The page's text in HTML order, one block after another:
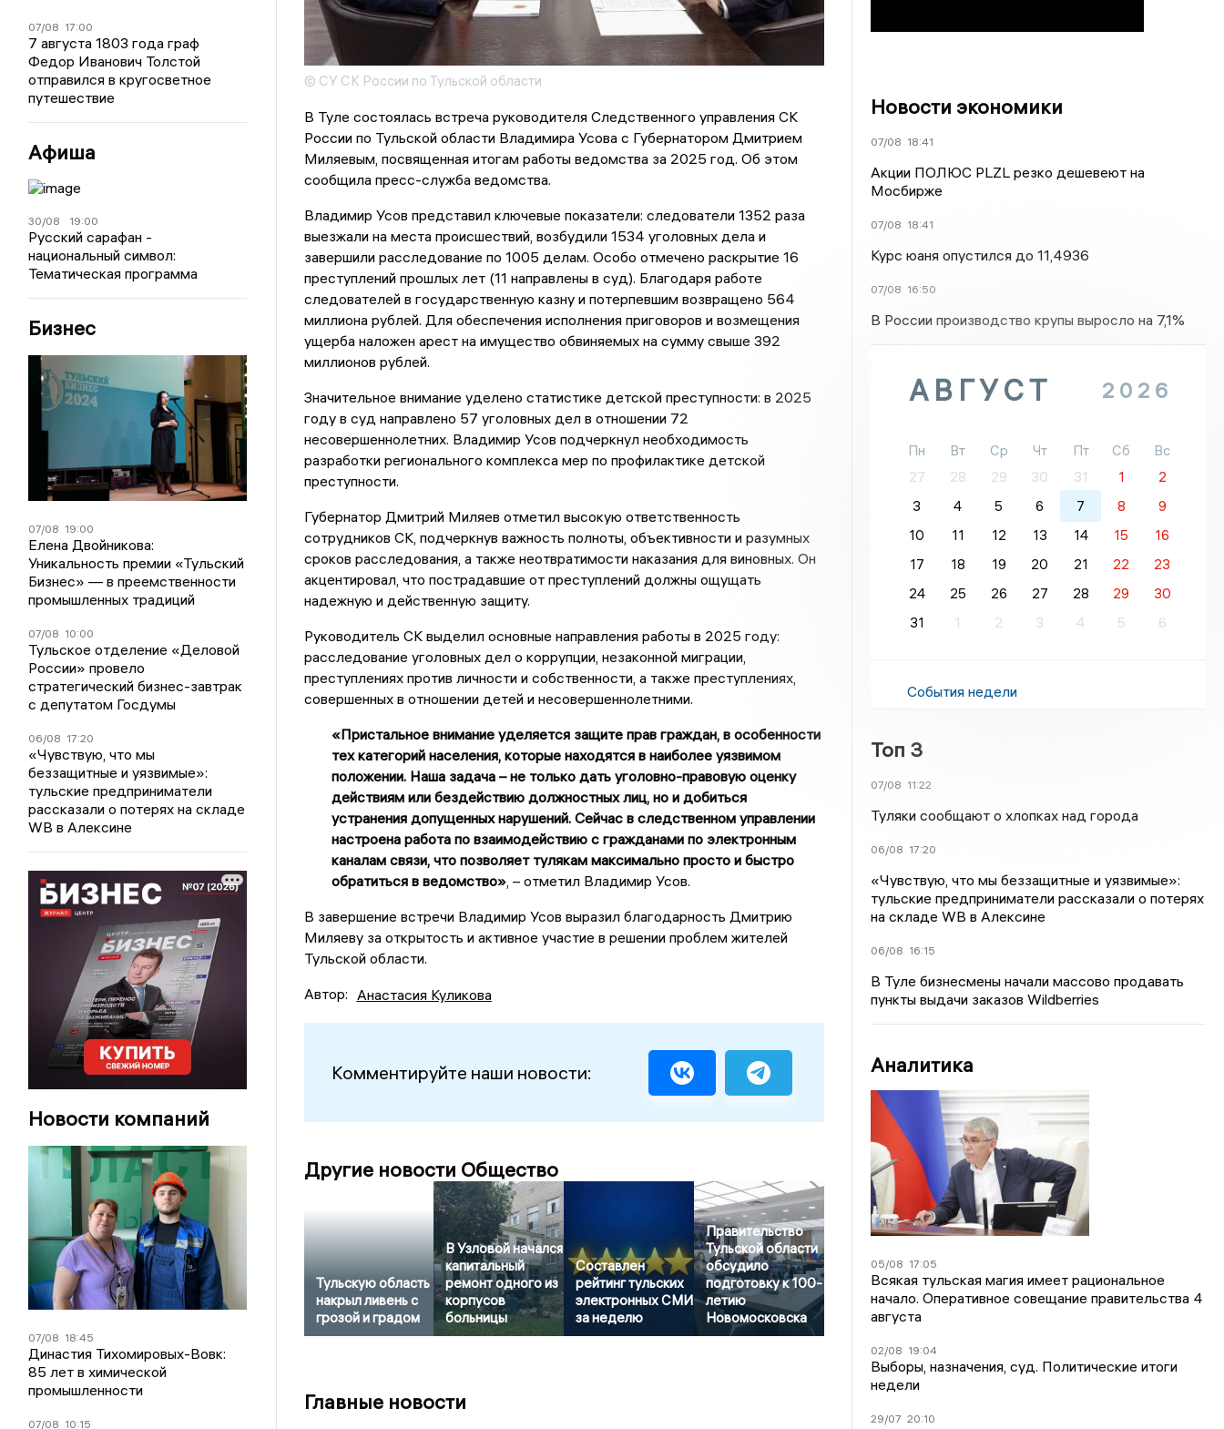
07/08 17:00
7 августа 1803 года граф
Федор Иванович Толстой
отправился в кругосветное
путешествие
Афиша
30/08 19:00
Русский сарафан -
национальный символ:
Тематическая программа
Бизнес
07/08 19:00
Елена Двойникова:
Уникальность премии «Тульский
Бизнес» — в преемственности
промышленных традиций
07/08 10:00
Тульское отделение «Деловой
России» провело
стратегический бизнес-завтрак
с депутатом Госдумы
06/08 17:20
«Чувствую, что мы
беззащитные и уязвимые»:
тульские предприниматели
рассказали о потерях на складе
WB в Алексине
Новости компаний
07/08 18:45
Династия Тихомировых-Вовк:
85 лет в химической
промышленности
07/08 10:15
© СУ СК России по Тульской области
В Туле состоялась встреча руководителя Следственного управления СК
России по Тульской области Владимира Усова с Губернатором Дмитрием
Миляевым, посвященная итогам работы ведомства за 2025 год. Об этом
сообщила пресс-служба ведомства.
Владимир Усов представил ключевые показатели: следователи 1352 раза
выезжали на места происшествий, возбудили 1534 уголовных дела и
завершили расследование по 1005 делам. Особо отмечено раскрытие 16
преступлений прошлых лет (11 направлены в суд). Благодаря работе
следователей в государственную казну и потерпевшим возвращено 564
миллиона рублей. Для обеспечения исполнения приговоров и возмещения
ущерба наложен арест на имущество обвиняемых на сумму свыше 392
миллионов рублей.
Значительное внимание уделено статистике детской преступности: в 2025
году в суд направлено 57 уголовных дел в отношении 72
несовершеннолетних. Владимир Усов подчеркнул необходимость
разработки регионального комплекса мер по профилактике детской
преступности.
Губернатор Дмитрий Миляев отметил высокую ответственность
сотрудников СК, подчеркнув важность полноты, объективности и разумных
сроков расследования, а также неотвратимости наказания для виновных. Он
акцентировал, что пострадавшие от преступлений должны ощущать
надежную и действенную защиту.
Руководитель СК выделил основные направления работы в 2025 году:
расследование уголовных дел о коррупции, незаконной миграции,
преступлениях против личности и собственности, а также преступлениях,
совершенных в отношении детей и несовершеннолетними.
«Пристальное внимание уделяется защите прав граждан, в особенности
тех категорий населения, которые находятся в наиболее уязвимом
положении. Наша задача – не только дать уголовно-правовую оценку
действиям или бездействию должностных лиц, но и добиться
устранения допущенных нарушений. Сейчас в следственном управлении
настроена работа по взаимодействию с гражданами по электронным
каналам связи, что позволяет тулякам максимально просто и быстро
обратиться в ведомство», – отметил Владимир Усов.
В завершение встречи Владимир Усов выразил благодарность Дмитрию
Миляеву за открытость и активное участие в решении проблем жителей
Тульской области.
Автор: Анастасия Куликова
Комментируйте наши новости:
Другие новости Общество
Тульскую область
накрыл ливень с
грозой и градом
В Узловой начался
капитальный
ремонт одного из
корпусов
больницы
Составлен
рейтинг тульских
электронных СМИ
за неделю
Правительство
Тульской области
обсудило
подготовку к 100-
летию
Новомосковска
Главные новости
Новости экономики
07/08 18:41
Акции ПОЛЮС PLZL резко дешевеют на
Мосбирже
07/08 18:41
Курс юаня опустился до 11,4936
07/08 16:50
В России производство крупы выросло на 7,1%
АВГУСТ 2026
Пн Вт Ср Чт Пт Сб
Вс
27
28 29 30 31 1
2
3
4 5 6 7 8
9
10
11 12 13 14 15
16
17
18 19 20 21 22
23
24
25 26 27 28 29
30
31
1 2 3 4 5 6
События недели
Топ 3
07/08 11:22
Туляки сообщают о хлопках над города
06/08 17:20
«Чувствую, что мы беззащитные и уязвимые»:
тульские предприниматели рассказали о потерях
на складе WB в Алексине
06/08 16:15
В Туле бизнесмены начали массово продавать
пункты выдачи заказов Wildberries
Аналитика
05/08 17:05
Всякая тульская магия имеет рациональное
начало. Оперативное совещание правительства 4
августа
02/08 19:04
Выборы, назначения, суд. Политические итоги
недели
29/07 20:10